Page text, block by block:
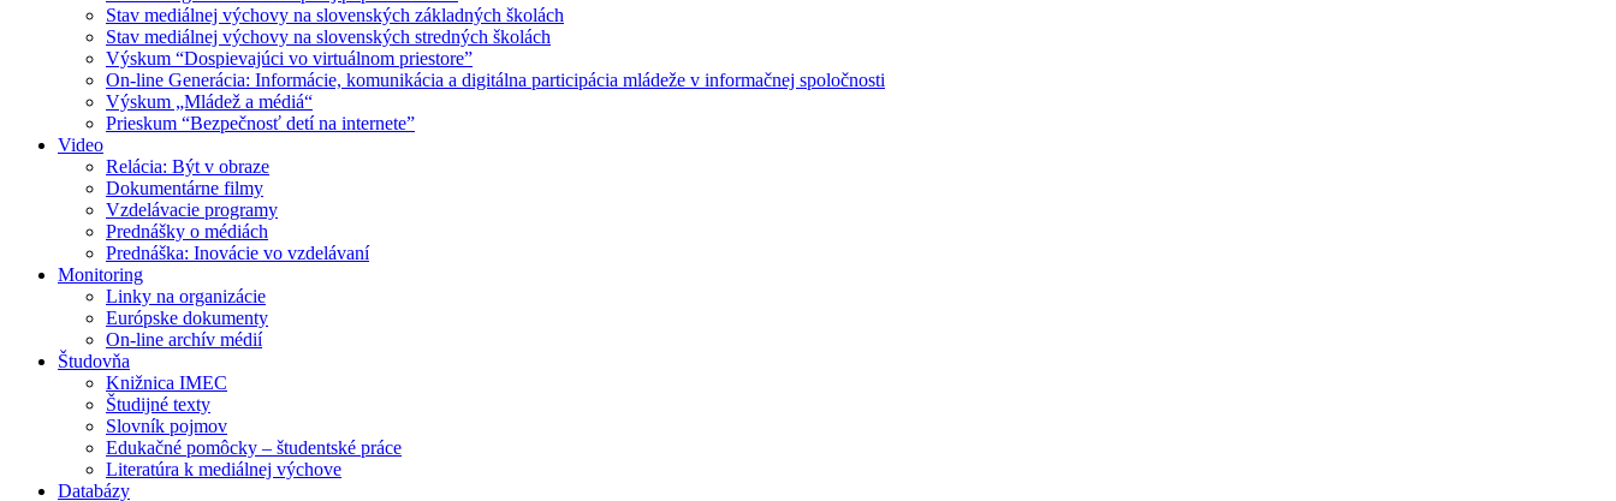
Stav mediálnej výchovy na slovenských základných školách
Stav mediálnej výchovy na slovenských stredných školách
Výskum “Dospievajúci vo virtuálnom priestore”
On-line Generácia: Informácie, komunikácia a digitálna participácia mládeže v informačnej spoločnosti
Výskum „Mládež a médiá“
Prieskum “Bezpečnosť detí na internete”
Video
Relácia: Být v obraze
Dokumentárne filmy
Vzdelávacie programy
Prednášky o médiách
Prednáška: Inovácie vo vzdelávaní
Monitoring
Linky na organizácie
Európske dokumenty
On-line archív médií
Študovňa
Knižnica IMEC
Študijné texty
Slovník pojmov
Edukačné pomôcky – študentské práce
Literatúra k mediálnej výchove
Databázy